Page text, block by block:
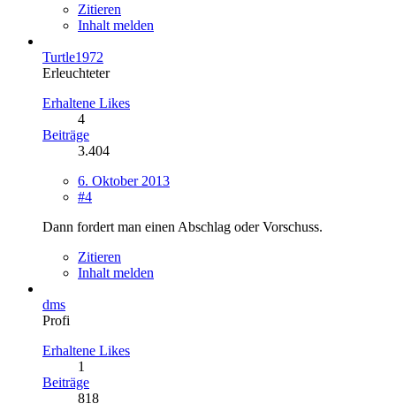
Zitieren
Inhalt melden
Turtle1972
Erleuchteter
Erhaltene Likes
4
Beiträge
3.404
6. Oktober 2013
#4
Dann fordert man einen Abschlag oder Vorschuss.
Zitieren
Inhalt melden
dms
Profi
Erhaltene Likes
1
Beiträge
818